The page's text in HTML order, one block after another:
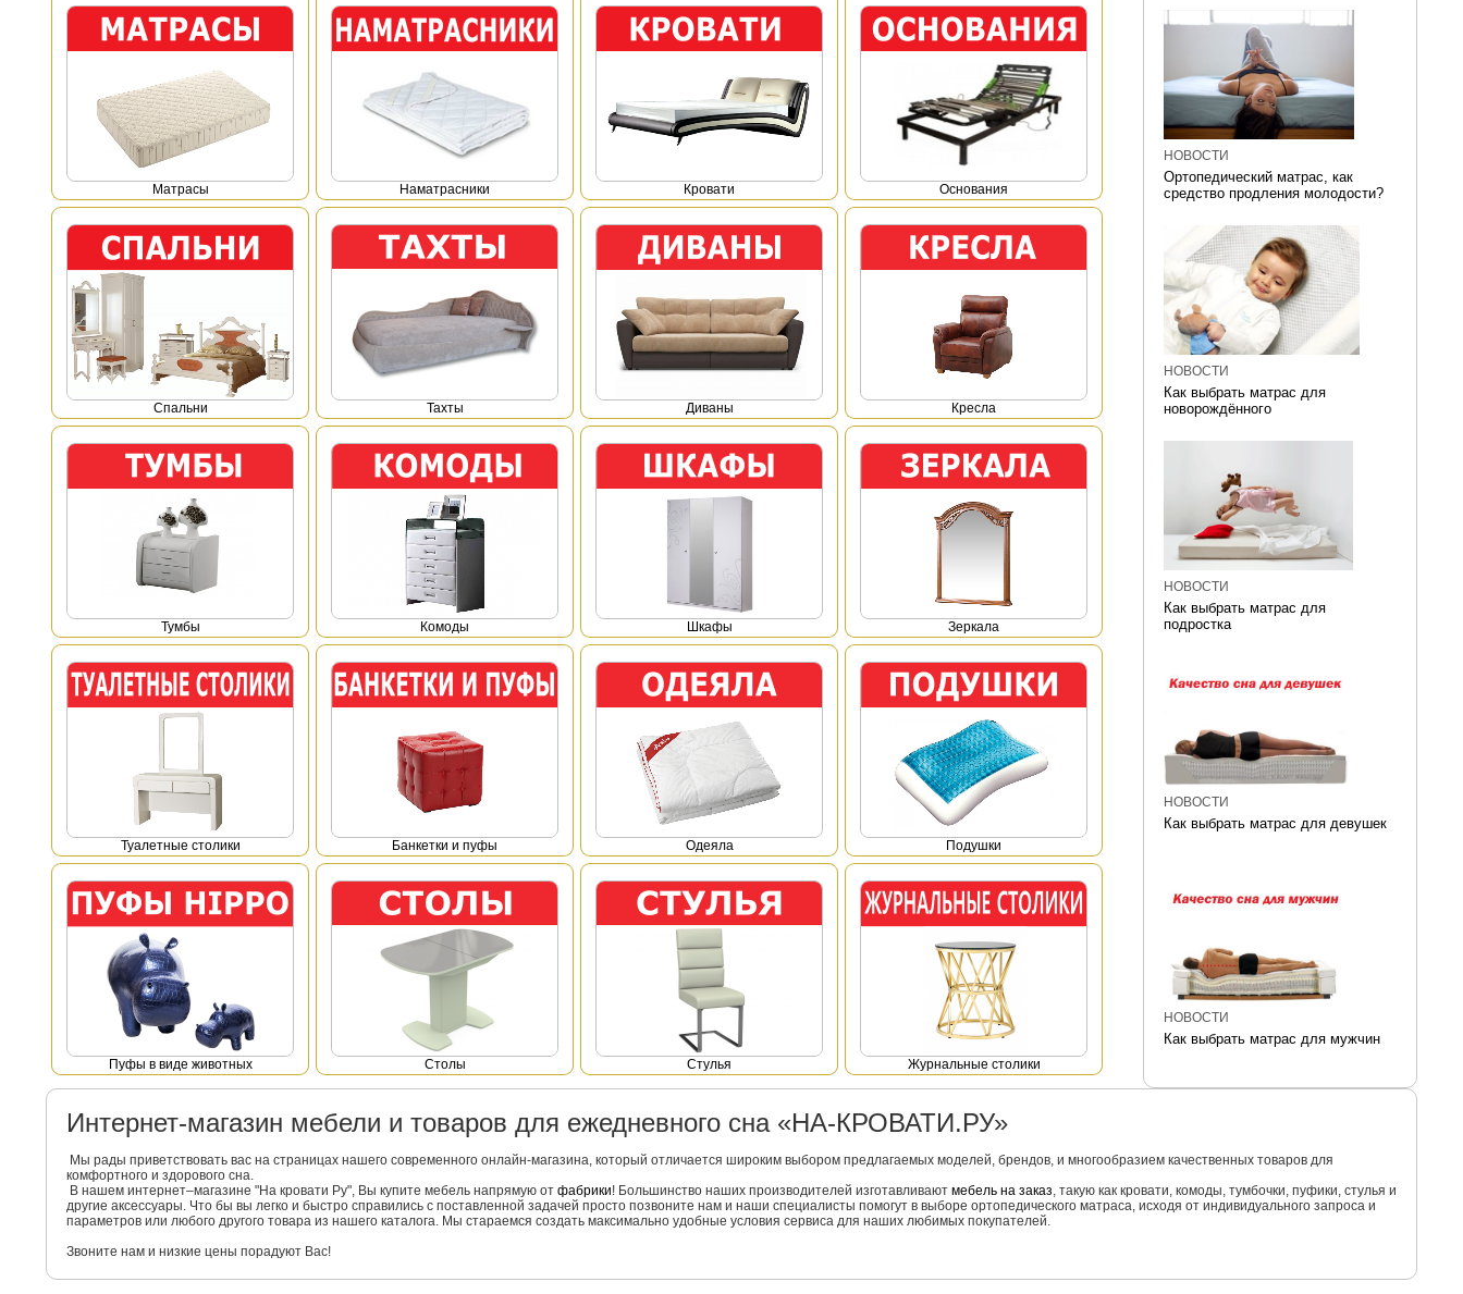
НОВОСТИ
Ортопедический матрас, как
средство продления молодости?
НОВОСТИ
Как выбрать матрас для
новорождённого
НОВОСТИ
Как выбрать матрас для
подростка
НОВОСТИ
Как выбрать матрас для девушек
НОВОСТИ
Как выбрать матрас для мужчин
Mатрасы Наматрасники Кровати Основания
Спальни Тахты Диваны Кресла
Тумбы Комоды Шкафы Зеркала
Туалетные столики Банкетки и пуфы Одеяла Подушки
Пуфы в виде животных Столы Стулья Журнальные столики
Интернет-магазин мебели и товаров для ежедневного сна «НА-КРОВАТИ.РУ»
Мы рады приветствовать вас на страницах нашего современного онлайн-магазина, который отличается широким выбором предлагаемых моделей, брендов, и многообразием качественных товаров для
комфортного и здорового сна.
В нашем интернет–магазине "На кровати Ру", Вы купите мебель напрямую от фабрики! Большинство наших производителей изготавливают мебель на заказ, такую как кровати, комоды, тумбочки, пуфики, стулья и
другие аксессуары. Что бы вы легко и быстро справились с поставленной задачей просто позвоните нам и наши специалисты помогут в выборе ортопедического матраса, исходя от индивидуального запроса и
параметров или любого другого товара из нашего каталога. Мы стараемся создать максимально удобные условия сервиса для наших любимых покупателей.
Звоните нам и низкие цены порадуют Вас!